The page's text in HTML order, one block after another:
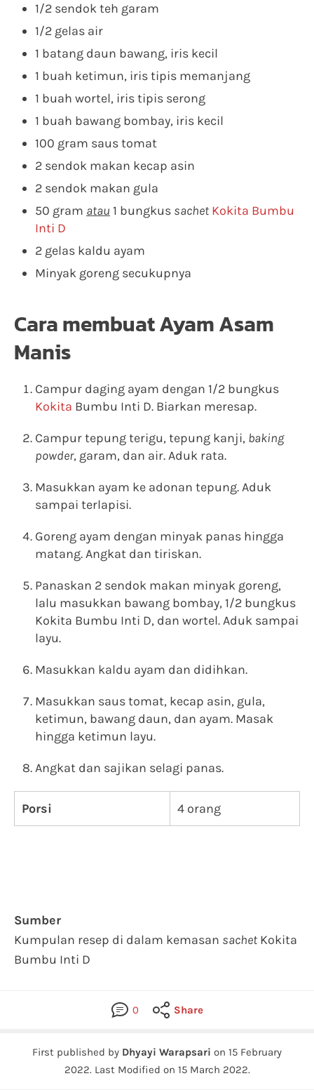
1/2 sendok teh garam
1/2 gelas air
1 batang daun bawang, iris kecil
1 buah ketimun, iris tipis memanjang
1 buah wortel, iris tipis serong
1 buah bawang bombay, iris kecil
100 gram saus tomat
2 sendok makan kecap asin
2 sendok makan gula
50 gram atau 1 bungkus sachet Kokita Bumbu
Inti D
2 gelas kaldu ayam
Minyak goreng secukupnya
Cara membuat Ayam Asam
Manis
Campur daging ayam dengan 1/2 bungkus
Kokita Bumbu Inti D. Biarkan meresap.
Campur tepung terigu, tepung kanji, baking
powder, garam, dan air. Aduk rata.
Masukkan ayam ke adonan tepung. Aduk
sampai terlapisi.
Goreng ayam dengan minyak panas hingga
matang. Angkat dan tiriskan.
Panaskan 2 sendok makan minyak goreng,
lalu masukkan bawang bombay, 1/2 bungkus
Kokita Bumbu Inti D, dan wortel. Aduk sampai
layu.
Masukkan kaldu ayam dan didihkan.
Masukkan saus tomat, kecap asin, gula,
ketimun, bawang daun, dan ayam. Masak
hingga ketimun layu.
Angkat dan sajikan selagi panas.
Porsi 4 orang
Sumber
Kumpulan resep di dalam kemasan sachetKokita
Bumbu Inti D
0 Share
First published by Dhyayi Warapsari on 15 February
2022. Last Modified on 15 March 2022.